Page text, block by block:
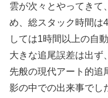
雲が次々とやってきて
め、総スタック時間は
しては1時間以上の自
大きな追尾誤差は出ず
先般の現代アート的追
影の中での出来事でし